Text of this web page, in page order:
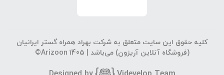
کلیه حقوق این سایت متعلق به شرکت بهراد همراه گستر ایرانیان
(فروشگاه آنلاین آریزون) می‌باشد | ©Arizoon 1405